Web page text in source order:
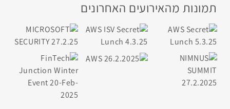
תמונות מהאירועים האחרונים